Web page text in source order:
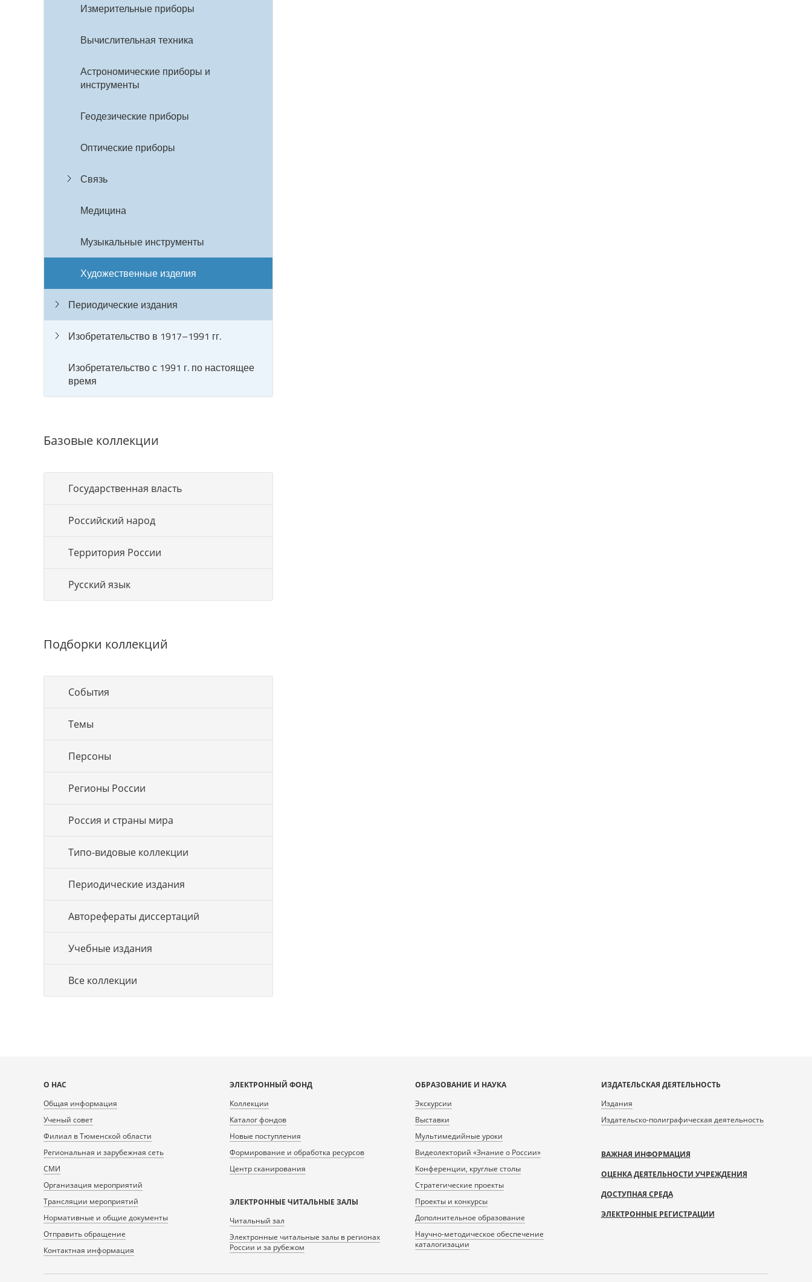
Измерительные приборы
Вычислительная техника
Астрономические приборы и
инструменты
Геодезические приборы
Оптические приборы
Связь
Медицина
Музыкальные инструменты
Художественные изделия
Периодические издания
Изобретательство в 1917–1991 гг.
Изобретательство с 1991 г. по настоящее
время
Базовые коллекции
Государственная власть
Российский народ
Территория России
Русский язык
Подборки коллекций
События
Темы
Персоны
Регионы России
Россия и страны мира
Типо-видовые коллекции
Периодические издания
Авторефераты диссертаций
Учебные издания
Все коллекции
Карта
сайта
О НАС
Общая информация
Ученый совет
Филиал в Тюменской области
Региональная и зарубежная сеть
СМИ
Организация мероприятий
Трансляции мероприятий
Нормативные и общие документы
Отправить обращение
Контактная информация
ЭЛЕКТРОННЫЙ ФОНД
Коллекции
Каталог фондов
Новые поступления
Формирование и обработка ресурсов
Центр сканирования
ЭЛЕКТРОННЫЕ ЧИТАЛЬНЫЕ ЗАЛЫ
Читальный зал
Электронные читальные залы в регионах
России и за рубежом
ОБРАЗОВАНИЕ И НАУКА
Экскурсии
Выставки
Мультимедийные уроки
Видеолекторий «Знание о России»
Конференции, круглые столы
Стратегические проекты
Проекты и конкурсы
Дополнительное образование
Научно-методическое обеспечение
каталогизации
ИЗДАТЕЛЬСКАЯ ДЕЯТЕЛЬНОСТЬ
Издания
Издательско-полиграфическая деятельность
ВАЖНАЯ ИНФОРМАЦИЯ
ОЦЕНКА ДЕЯТЕЛЬНОСТИ УЧРЕЖДЕНИЯ
ДОСТУПНАЯ СРЕДА
ЭЛЕКТРОННЫЕ РЕГИСТРАЦИИ